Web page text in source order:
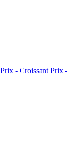
Prix - Croissant Prix -